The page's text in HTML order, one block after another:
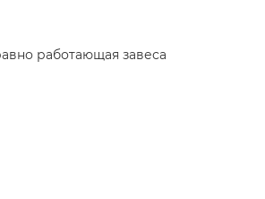
работающая завеса